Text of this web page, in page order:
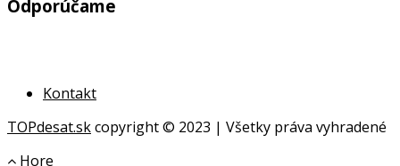
Odporúčame
Kontakt
TOPdesat.skcopyright © 2023 | Všetky práva vyhradené
Hore